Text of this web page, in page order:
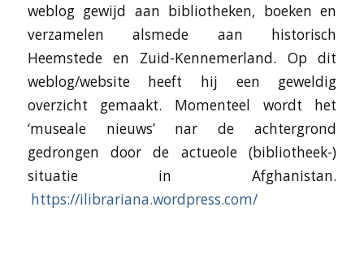
weblog gewijd aan bibliotheken, boeken en
verzamelen alsmede aan historisch
Heemstede en Zuid-Kennemerland. Op dit
weblog/website heeft hij een geweldig
overzicht gemaakt. Momenteel wordt het
‘museale nieuws’ nar de achtergrond
gedrongen door de actueole (bibliotheek-)
situatie in Afghanistan.
https://ilibrariana.wordpress.com/